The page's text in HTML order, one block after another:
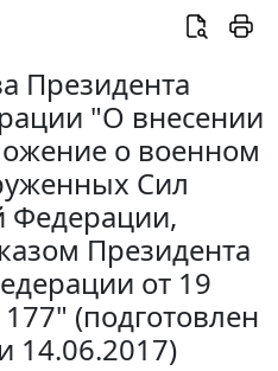
Президента
"О внесении
о военном
Сил
Федерации,
Президента
от 19
(подготовлен
14.06.2017)